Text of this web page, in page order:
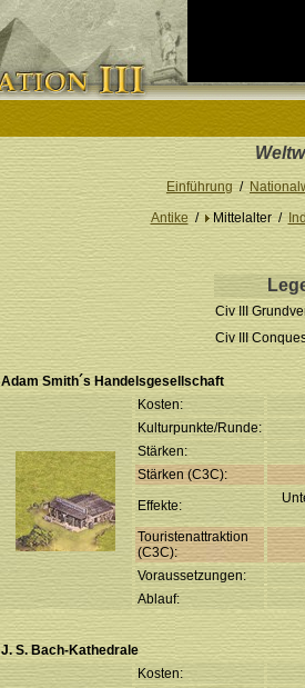
Einführung /
Antike/ Mittelalter /
Civ III
Civ III
Adam Smith´s Handelsgesellschaft
Kosten:
Kulturpunkte/Runde:
Stärken:
Stärken (C3C):
Effekte:
Touristenattraktion
(C3C):
Voraussetzungen:
Ablauf:
J. S. Bach-Kathedrale
Kosten: